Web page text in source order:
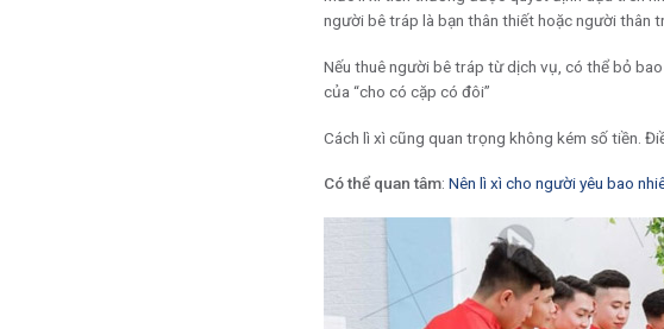
người bê tráp là bạn thân thiết hoặc người thân
Nếu thuê người bê tráp từ dịch vụ, có thể bỏ
của “cho có cặp có đôi”
Cách lì xì cũng quan trọng không kém số tiền.
Có thể quan tâm: Nên lì xì cho người yêu bao